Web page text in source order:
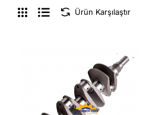
Ürün Karşılaştır